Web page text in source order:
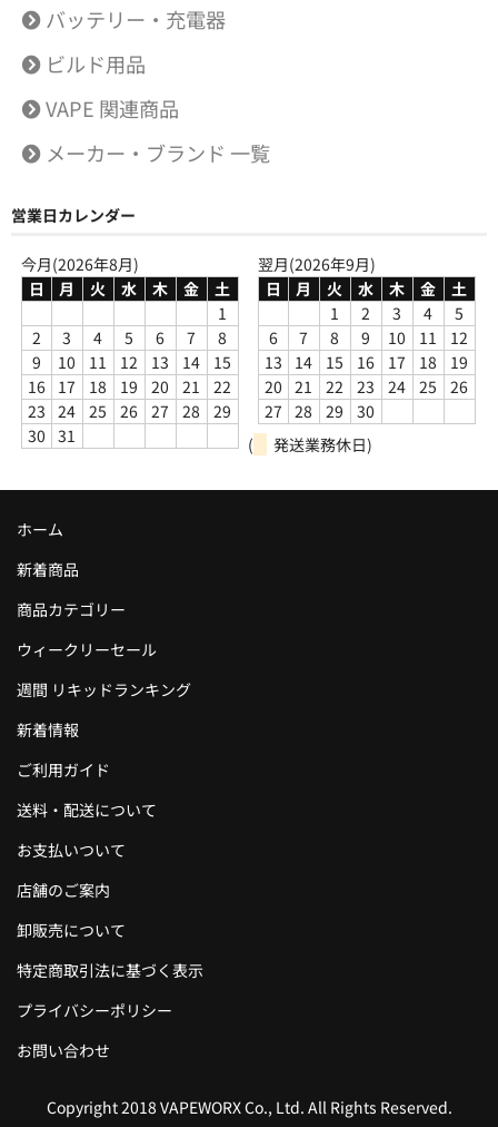
バッテリー・充電器
ビルド用品
VAPE 関連商品
メーカー・ブランド 一覧
営業日カレンダー
今月(2026年8月)
日
月 火 水 木 金
土
1
2
3 4 5 6 7
8
9
10 11 12 13 14
15
16
17 18 19 20 21
22
23
24 25 26 27 28
29
30
31
翌月(2026年9月)
日
月 火 水 木 金
土
1
2 3 4
5
6
7 8 9 10 11
12
13
14 15 16 17 18
19
20
21 22 23 24 25
26
27
28 29
30
(
発送業務休日)
ホーム
新着商品
商品カテゴリー
ウィークリーセール
週間 リキッドランキング
新着情報
ご利用ガイド
送料・配送について
お支払いついて
店舗のご案内
卸販売について
特定商取引法に基づく表示
プライバシーポリシー
お問い合わせ
Copyright 2018 VAPEWORX Co., Ltd. All Rights Reserved.